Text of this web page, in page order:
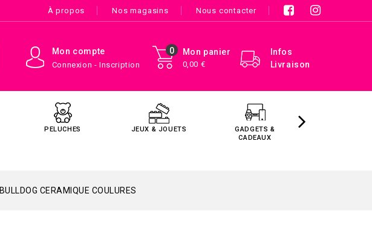
À propos Nos magasins Nous contacter
Infos
Livraison
Mon panier
0,00 €
0
Mon compte
Connexion - Inscription
PELUCHES JEUX & JOUETS
GADGETS &
CADEAUX
BULLDOG CERAMIQUE COULURES